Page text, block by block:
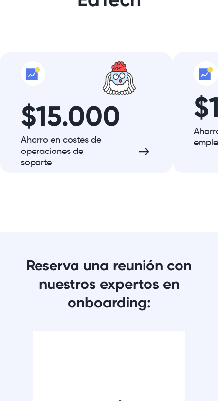
$15.000
Ahorro en costes de
operaciones de
soporte
Reserva una reunión con
nuestros expertos en
onboarding: